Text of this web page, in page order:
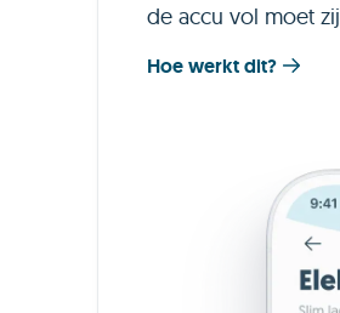
de accu vol moet
Hoe werkt dit?